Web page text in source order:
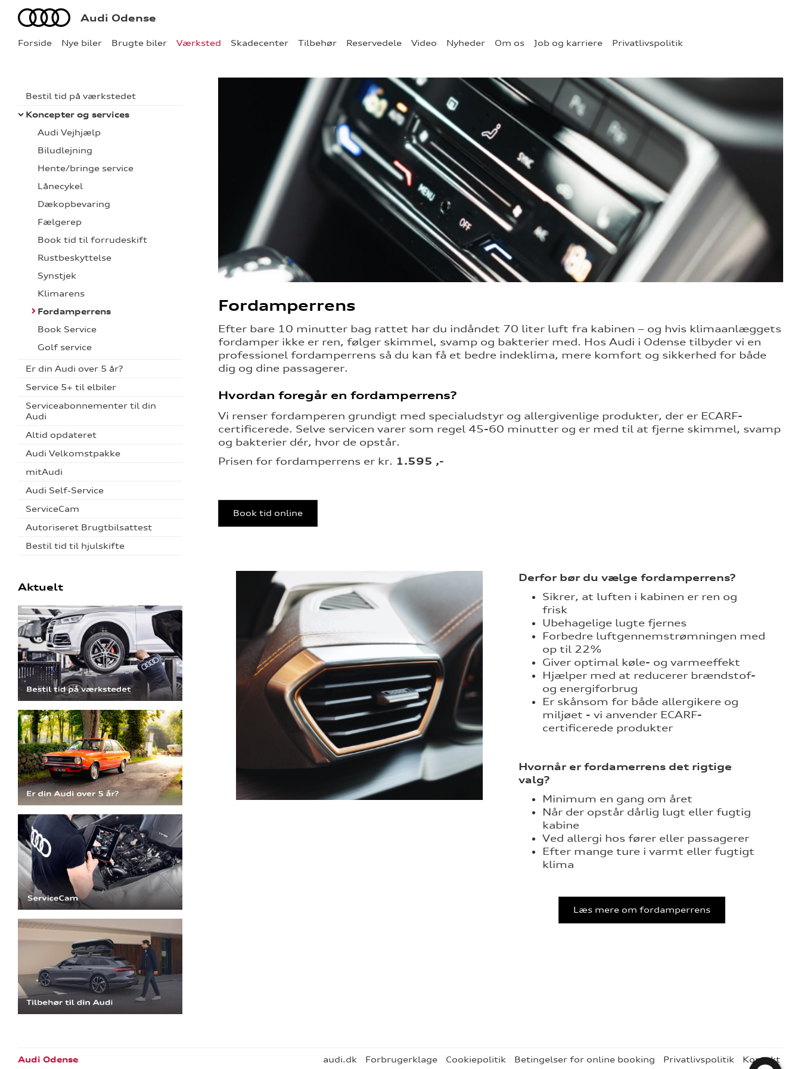
Forside Nye biler Brugte biler Værksted Skadecenter Tilbehør Reservedele Video Nyheder Om os Job og karriere Privatlivspolitik
Audi Audi Odense
Bestil tid på værkstedet
Koncepter og services
Audi Vejhjælp
Biludlejning
Hente/bringe service
Lånecykel
Dækopbevaring
Fælgerep
Book tid til forrudeskift
Rustbeskyttelse
Synstjek
Klimarens
Fordamperrens
Book Service
Golf service
Er din Audi over 5 år?
Service 5+ til elbiler
Serviceabonnementer til din
Audi
Altid opdateret
Audi Velkomstpakke
mitAudi
Audi Self-Service
ServiceCam
Autoriseret Brugtbilsattest
Bestil tid til hjulskifte
Aktuelt
Fordamperrens
Efter bare 10 minutter bag rattet har du indåndet 70 liter luft fra kabinen – og hvis klimaanlæggets
fordamper ikke er ren, følger skimmel, svamp og bakterier med. Hos Audi i Odense tilbyder vi en
professionel fordamperrens så du kan få et bedre indeklima, mere komfort og sikkerhed for både
dig og dine passagerer.
Hvordan foregår en fordamperrens?
Vi renser fordamperen grundigt med specialudstyr og allergivenlige produkter, der er ECARF-
certificerede. Selve servicen varer som regel 45-60 minutter og er med til at fjerne skimmel, svamp
og bakterier dér, hvor de opstår.
Prisen for fordamperrens er kr. 1.595 ,-
Book tid online
Derfor bør du vælge fordamperrens?
Sikrer, at luften i kabinen er ren og
frisk
Ubehagelige lugte fjernes
Forbedre luftgennemstrømningen med
op til 22%
Giver optimal køle- og varmeeffekt
Hjælper med at reducerer brændstof-
og energiforbrug
Er skånsom for både allergikere og
miljøet - vi anvender ECARF-
certificerede produkter
Hvornår er fordamerrens det rigtige
valg?
Minimum en gang om året
Når der opstår dårlig lugt eller fugtig
kabine
Ved allergi hos fører eller passagerer
Efter mange ture i varmt eller fugtigt
klima
Læs mere om fordamperrens
Audi Odense
audi.dk Forbrugerklage Cookiepolitik Betingelser for online booking Privatlivspolitik Kontakt